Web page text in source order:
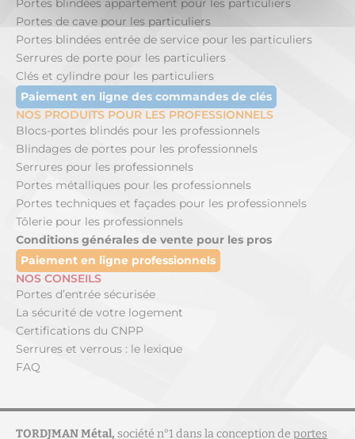
Portes blindées appartement pour les particuliers
Portes de cave pour les particuliers
Portes blindées entrée de service pour les particuliers
Serrures de porte pour les particuliers
Clés et cylindre pour les particuliers
Paiement en ligne des commandes de clés
NOS PRODUITS POUR LES PROFESSIONNELS
Blocs-portes blindés pour les professionnels
Blindages de portes pour les professionnels
Serrures pour les professionnels
Portes métalliques pour les professionnels
Portes techniques et façades pour les professionnels
Tôlerie pour les professionnels
Conditions générales de vente pour les pros
Paiement en ligne professionnels
NOS CONSEILS
Portes d’entrée sécurisée
La sécurité de votre logement
Certifications du CNPP
Serrures et verrous : le lexique
FAQ
TORDJMAN Métal, société n°1 dans la conception de portes